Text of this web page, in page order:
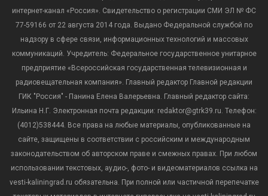
интернет-канал «Россия». Свидетельство о регистрации СМИ ЭЛ № ФС
77-59166 от 22 августа 2014 года. Выдано Федеральной службой по
надзору в сфере связи, информационных технологий и массовых
коммуникаций. Учредитель: Федеральное государственное унитарное
предприятие «Всероссийская государственная телевизионная и
радиовещательная компания». Главный редактор Главной редакции
ГИК "Россия" - Панина Елена Валерьевна. Главный редактор сайта:
Ильина Н.Г. Электронная почта редакции: redaktor@gtrk39.ru. Телефон:
(4012)538444. Все права на любые материалы, опубликованные на
сайте, защищены в соответствии с российским и международным
законодательством об авторском праве и смежных правах. При любом
использовании текстовых, аудио-, фото- и видеоматериалов ссылка на
vesti-kaliningrad.ru обязательна. При полной или частичной перепечатке